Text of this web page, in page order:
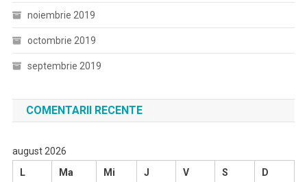
noiembrie 2019
octombrie 2019
septembrie 2019
COMENTARII RECENTE
august 2026
L
Ma Mi J V S D